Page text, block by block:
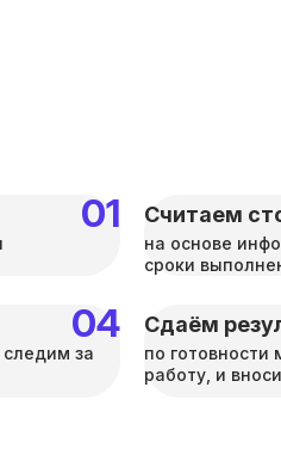
Считаем
на основе
сроки
за
Сдаём
по
работу, и